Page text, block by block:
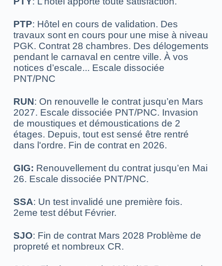
PTP: Hôtel en cours de validation. Des
travaux sont en cours pour une mise à niveau
PGK. Contrat 28 chambres. Des délogements
pendant le carnaval en centre ville. À vos
notices d’escale... Escale dissociée
PNT/PNC
RUN: On renouvelle le contrat jusqu’en Mars
2027. Escale dissociée PNT/PNC. Invasion
de moustiques et démoustications de 2
étages. Depuis, tout est sensé être rentré
dans l'ordre. Fin de contrat en 2026.
GIG: Renouvellement du contrat jusqu’en Mai
26. Escale dissociée PNT/PNC.
SSA: Un test invalidé une première fois.
2eme test début Février.
SJO: Fin de contrat Mars 2028 Problème de
propreté et nombreux CR.